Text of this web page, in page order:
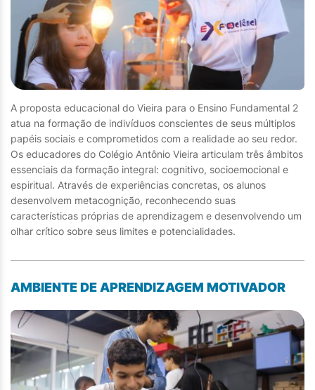
A proposta educacional do Vieira para o Ensino Fundamental 2
atua na formação de indivíduos conscientes de seus múltiplos
papéis sociais e comprometidos com a realidade ao seu redor.
Os educadores do Colégio Antônio Vieira articulam três âmbitos
essenciais da formação integral: cognitivo, socioemocional e
espiritual. Através de experiências concretas, os alunos
desenvolvem metacognição, reconhecendo suas
características próprias de aprendizagem e desenvolvendo um
olhar crítico sobre seus limites e potencialidades.
AMBIENTE DE APRENDIZAGEM MOTIVADOR